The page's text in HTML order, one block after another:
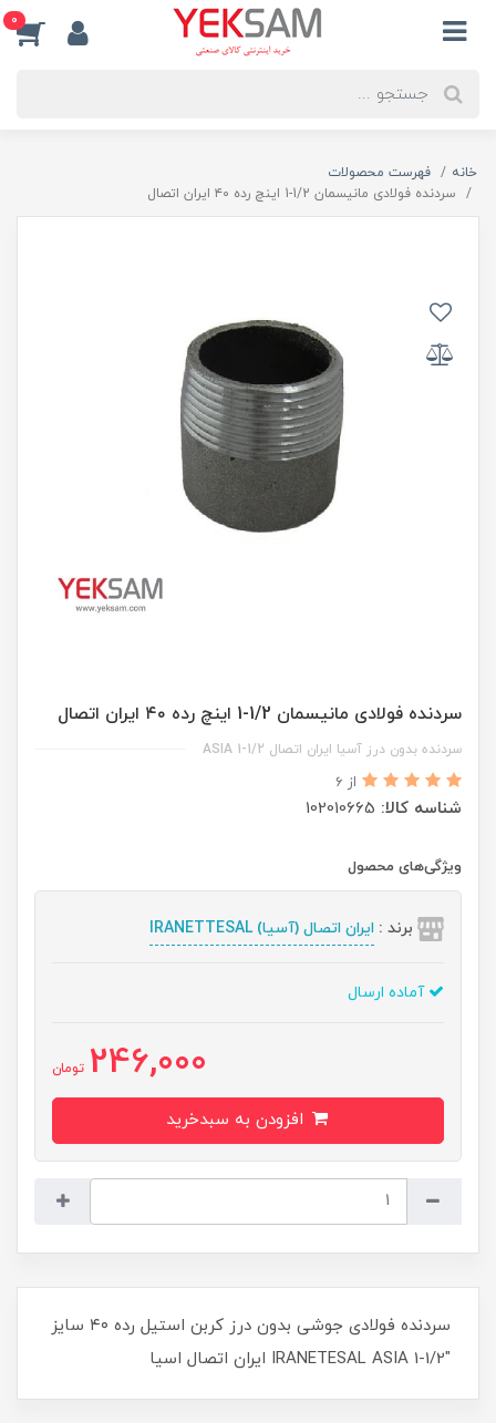
0
خانه
فهرست محصولات
سردنده فولادی مانیسمان 1/2-1 اینچ رده ۴۰ ایران اتصال
سردنده فولادی مانیسمان 1/2-1 اینچ رده ۴۰ ایران اتصال
سردنده بدون درز آسیا ایران اتصال 1/2-1 ASIA
از 6
شناسه کالا: 102010665
ویژگی‌های محصول
برند : ایران اتصال (آسیا) IRANETTESAL
آماده ارسال
246,000 تومان
سردنده فولادی جوشی بدون درز کربن استیل رده ۴۰ سایز
"1/2-1 IRANETESAL ASIA ایران اتصال اسیا